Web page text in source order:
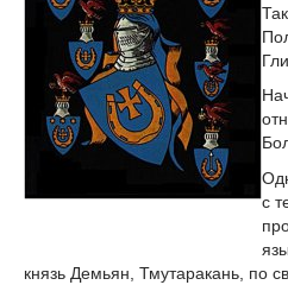
с
князь Демьян, Тмутаракань, по